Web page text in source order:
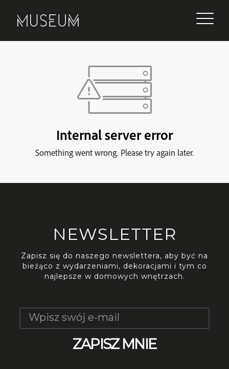
NEWSLETTER
Zapisz się do naszego newslettera, aby być na
bieżąco z wydarzeniami, dekoracjami i tym co
najlepsze w domowych wnętrzach.